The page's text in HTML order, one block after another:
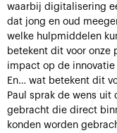
waarbij digitalisering
dat jong en oud
welke hulpmiddelen
betekent dit voor onze
impact op de
En… wat betekent dit
Paul sprak de wens
gebracht die direct
konden worden